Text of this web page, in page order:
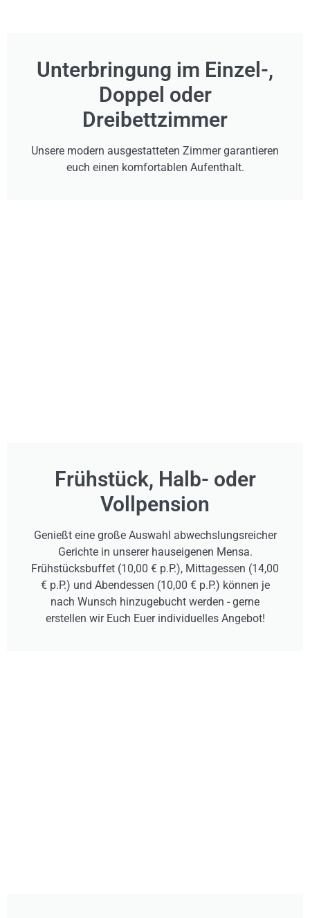
Unterbringung im Einzel-,
Doppel oder
Dreibettzimmer
Unsere modern ausgestatteten Zimmer garantieren
euch einen komfortablen Aufenthalt.
Frühstück, Halb- oder
Vollpension
Genießt eine große Auswahl abwechslungsreicher
Gerichte in unserer hauseigenen Mensa.
Frühstücksbuffet (10,00 € p.P.), Mittagessen (14,00
€ p.P.) und Abendessen (10,00 € p.P.) können je
nach Wunsch hinzugebucht werden - gerne
erstellen wir Euch Euer individuelles Angebot!